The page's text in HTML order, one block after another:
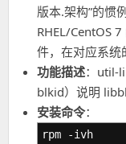
版本.架构”的惯
RHEL/CentOS
件，在对应系统
功能描述：util-
blkid）说明
安装命令：
rpm -ivh